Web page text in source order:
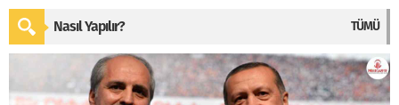
Nasıl Yapılır? TÜMÜ